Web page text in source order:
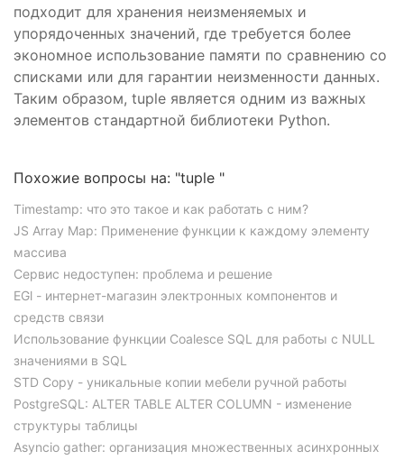
подходит для хранения неизменяемых и
упорядоченных значений, где требуется более
экономное использование памяти по сравнению со
списками или для гарантии неизменности данных.
Таким образом, tuple является одним из важных
элементов стандартной библиотеки Python.
Похожие вопросы на: "tuple "
Timestamp: что это такое и как работать с ним?
JS Array Map: Применение функции к каждому элементу
массива
Сервис недоступен: проблема и решение
EGl - интернет-магазин электронных компонентов и
средств связи
Использование функции Coalesce SQL для работы с NULL
значениями в SQL
STD Copy - уникальные копии мебели ручной работы
PostgreSQL: ALTER TABLE ALTER COLUMN - изменение
структуры таблицы
Asyncio gather: организация множественных асинхронных